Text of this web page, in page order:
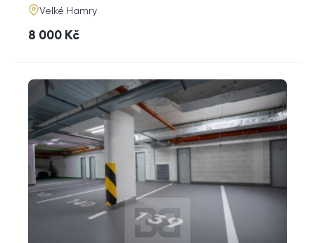
adresa
Velké Hamry
cena
8 000 Kč